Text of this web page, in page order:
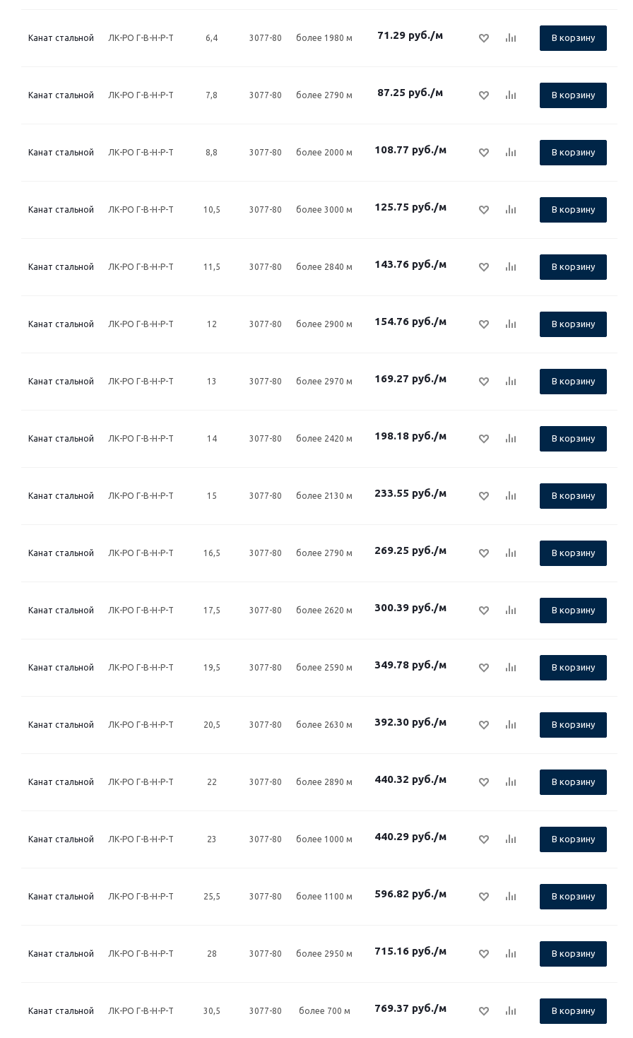
Канат стальной ЛК-РО Г-В-Н-Р-Т 6,4 3077-80 более 1980 м 71.29 руб./м В корзину
Канат стальной ЛК-РО Г-В-Н-Р-Т 7,8 3077-80 более 2790 м 87.25 руб./м В корзину
Канат стальной ЛК-РО Г-В-Н-Р-Т 8,8 3077-80 более 2000 м 108.77 руб./м В корзину
Канат стальной ЛК-РО Г-В-Н-Р-Т 10,5 3077-80 более 3000 м 125.75 руб./м В корзину
Канат стальной ЛК-РО Г-В-Н-Р-Т 11,5 3077-80 более 2840 м 143.76руб./м В корзину
Канат стальной ЛК-РО Г-В-Н-Р-Т 12 3077-80 более 2900 м 154.76руб./м В корзину
Канат стальной ЛК-РО Г-В-Н-Р-Т 13 3077-80 более 2970 м 169.27 руб./м В корзину
Канат стальной ЛК-РО Г-В-Н-Р-Т 14 3077-80 более 2420 м 198.18руб./м В корзину
Канат стальной ЛК-РО Г-В-Н-Р-Т 15 3077-80 более 2130 м 233.55 руб./м В корзину
Канат стальной ЛК-РО Г-В-Н-Р-Т 16,5 3077-80 более 2790 м 269.25 руб./м В корзину
Канат стальной ЛК-РО Г-В-Н-Р-Т 17,5 3077-80 более 2620 м 300.39руб./м В корзину
Канат стальной ЛК-РО Г-В-Н-Р-Т 19,5 3077-80 более 2590 м 349.78руб./м В корзину
Канат стальной ЛК-РО Г-В-Н-Р-Т 20,5 3077-80 более 2630 м 392.30руб./м В корзину
Канат стальной ЛК-РО Г-В-Н-Р-Т 22 3077-80 более 2890 м 440.32 руб./м В корзину
Канат стальной ЛК-РО Г-В-Н-Р-Т 23 3077-80 более 1000 м 440.29руб./м В корзину
Канат стальной ЛК-РО Г-В-Н-Р-Т 25,5 3077-80 более 1100 м 596.82 руб./м В корзину
Канат стальной ЛК-РО Г-В-Н-Р-Т 28 3077-80 более 2950 м 715.16руб./м В корзину
Канат стальной ЛК-РО Г-В-Н-Р-Т 30,5 3077-80 более 700 м 769.37 руб./м В корзину